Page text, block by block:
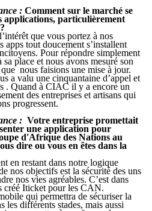
: Comment sur le marché se
applications, particulièrement
?
que vous portez à nos
tout doucement s’installent
Pour répondre simplement
place et nous avons mesuré son
nous faisions une mise à jour.
a valu une cinquantaine d’appel et
. Quand à CIAC il y a encore un
des entreprises et artisans qui
progressent.
: Votre entreprise promettait
une application pour
d'Afrique des Nations au
dire ou vous en êtes dans la
en restant dans notre logique
nos objectifs est la sécurité des uns
nos vies agréables. C’est dans
créé Iticket pour les CAN.
qui permettra de sécuriser la
les différents stades, mais aussi